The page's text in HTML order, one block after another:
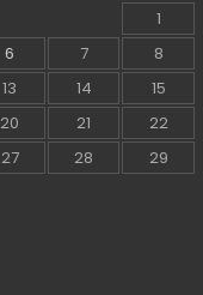
1
6 7
8
13 14
15
20 21
22
27 28
29